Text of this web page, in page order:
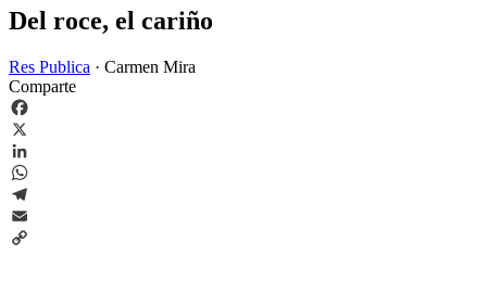
Del roce, el cariño
Res Publica · Carmen Mira
Comparte
Facebook
X
LinkedIn
WhatsApp
Telegram
Email